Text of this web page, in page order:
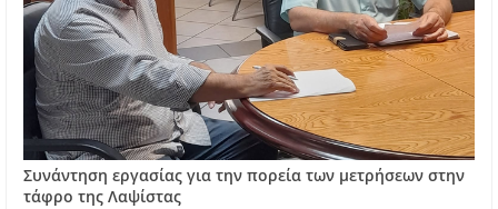
Συνάντηση εργασίας για την πορεία των μετρήσεων στην
τάφρο της Λαψίστας